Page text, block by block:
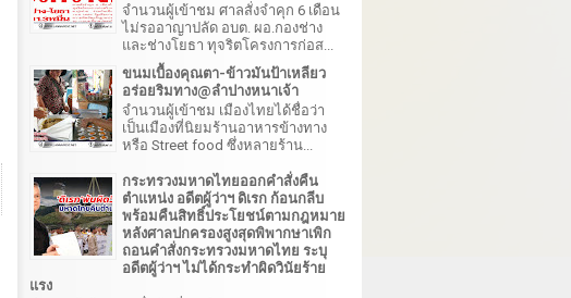
จำนวนผู้เข้าชม ศาลสั่งจำคุก 6 เดือน
ไม่รออาญาปลัด อบต. ผอ.กองช่าง
และช่างโยธา ทุจริตโครงการก่อส...
ขนมเบื้องคุณตา-ข้าวมันป้าเหลียว
อร่อยริมทาง@ลำปางหนาเจ้า
จำนวนผู้เข้าชม เมืองไทยได้ชื่อว่า
เป็นเมืองที่นิยมร้านอาหารข้างทาง
หรือ Street food ซึ่งหลายร้าน...
กระทรวงมหาดไทยออกคำสั่งคืน
ตำแหน่ง อดีตผู้ว่าฯ ดิเรก ก้อนกลีบ
พร้อมคืนสิทธิ์ประโยชน์ตามกฎหมาย
หลังศาลปกครองสูงสุดพิพากษาเพิก
ถอนคำสั่งกระทรวงมหาดไทย ระบุ
อดีตผู้ว่าฯ ไม่ได้กระทำผิดวินัยร้าย
แรง